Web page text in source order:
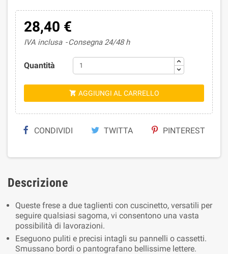
28,40 €
IVA inclusa Consegna 24/48 h
Quantità
 AGGIUNGI AL CARRELLO
CONDIVIDI TWITTA PINTEREST
Descrizione
Queste frese a due taglienti con cuscinetto, versatili per
seguire qualsiasi sagoma, vi consentono una vasta
possibilità di lavorazioni.
Eseguono puliti e precisi intagli su pannelli o cassetti.
Smussano bordi o pantografano bellissime lettere.